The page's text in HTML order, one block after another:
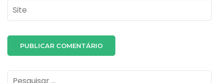
Site
Pesquisar